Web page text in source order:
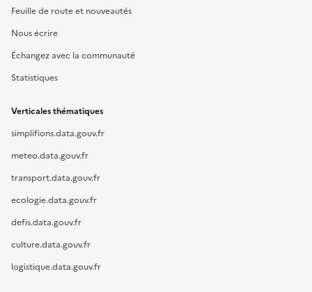
Feuille de route et nouveautés
Nous écrire
Échangez avec la communauté
Statistiques
Verticales thématiques
simplifions.data.gouv.fr
meteo.data.gouv.fr
transport.data.gouv.fr
ecologie.data.gouv.fr
defis.data.gouv.fr
culture.data.gouv.fr
logistique.data.gouv.fr